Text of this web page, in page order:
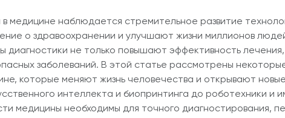
медицине наблюдается стремительное развитие
о здравоохранении и улучшают жизни миллионов
диагностики не только повышают эффективность
заболеваний. В этой статье рассмотрены
которые меняют жизнь человечества и открывают
интеллекта и биопринтинга до роботехники и
медицины необходимы для точного диагностирования,